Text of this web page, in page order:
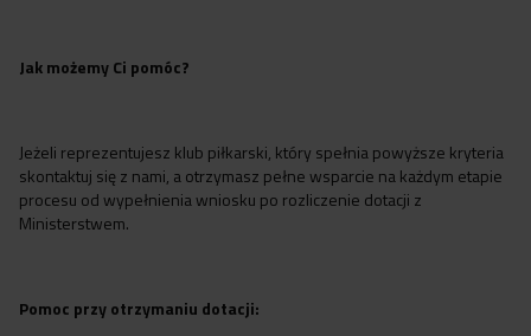
Jak możemy Ci pomóc?
Jeżeli reprezentujesz klub piłkarski, który spełnia powyższe kryteria
skontaktuj się z nami, a otrzymasz pełne wsparcie na każdym etapie
procesu od wypełnienia wniosku po rozliczenie dotacji z
Ministerstwem.
Pomoc przy otrzymaniu dotacji: